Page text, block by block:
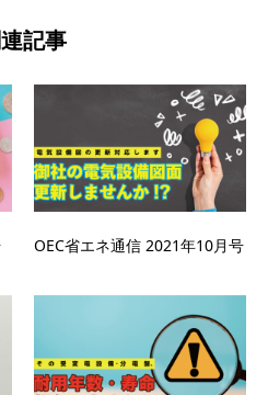
記事
OEC省エネ通信 2021年10月号